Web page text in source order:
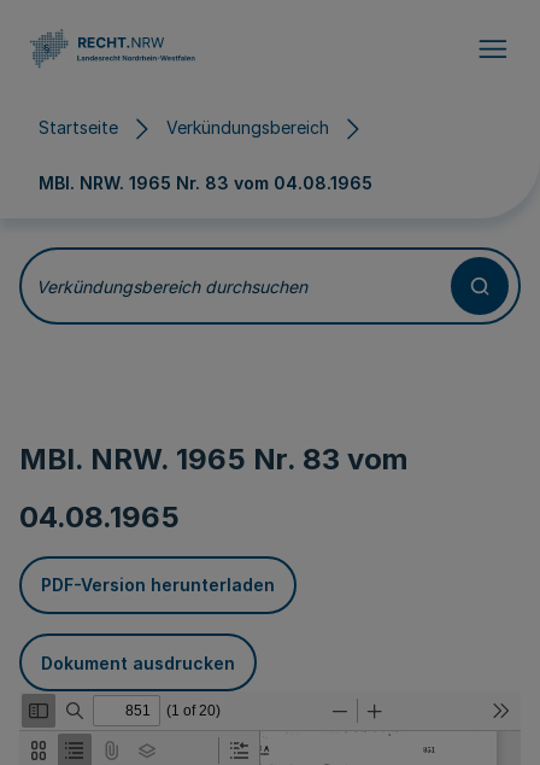
Startseite Verkündungsbereich
MBl. NRW. 1965 Nr. 83 vom 04.08.1965
Verkündungsbereich durchsuchen
MBl. NRW. 1965 Nr. 83 vom
04.08.1965
PDF-Version herunterladen
Dokument ausdrucken